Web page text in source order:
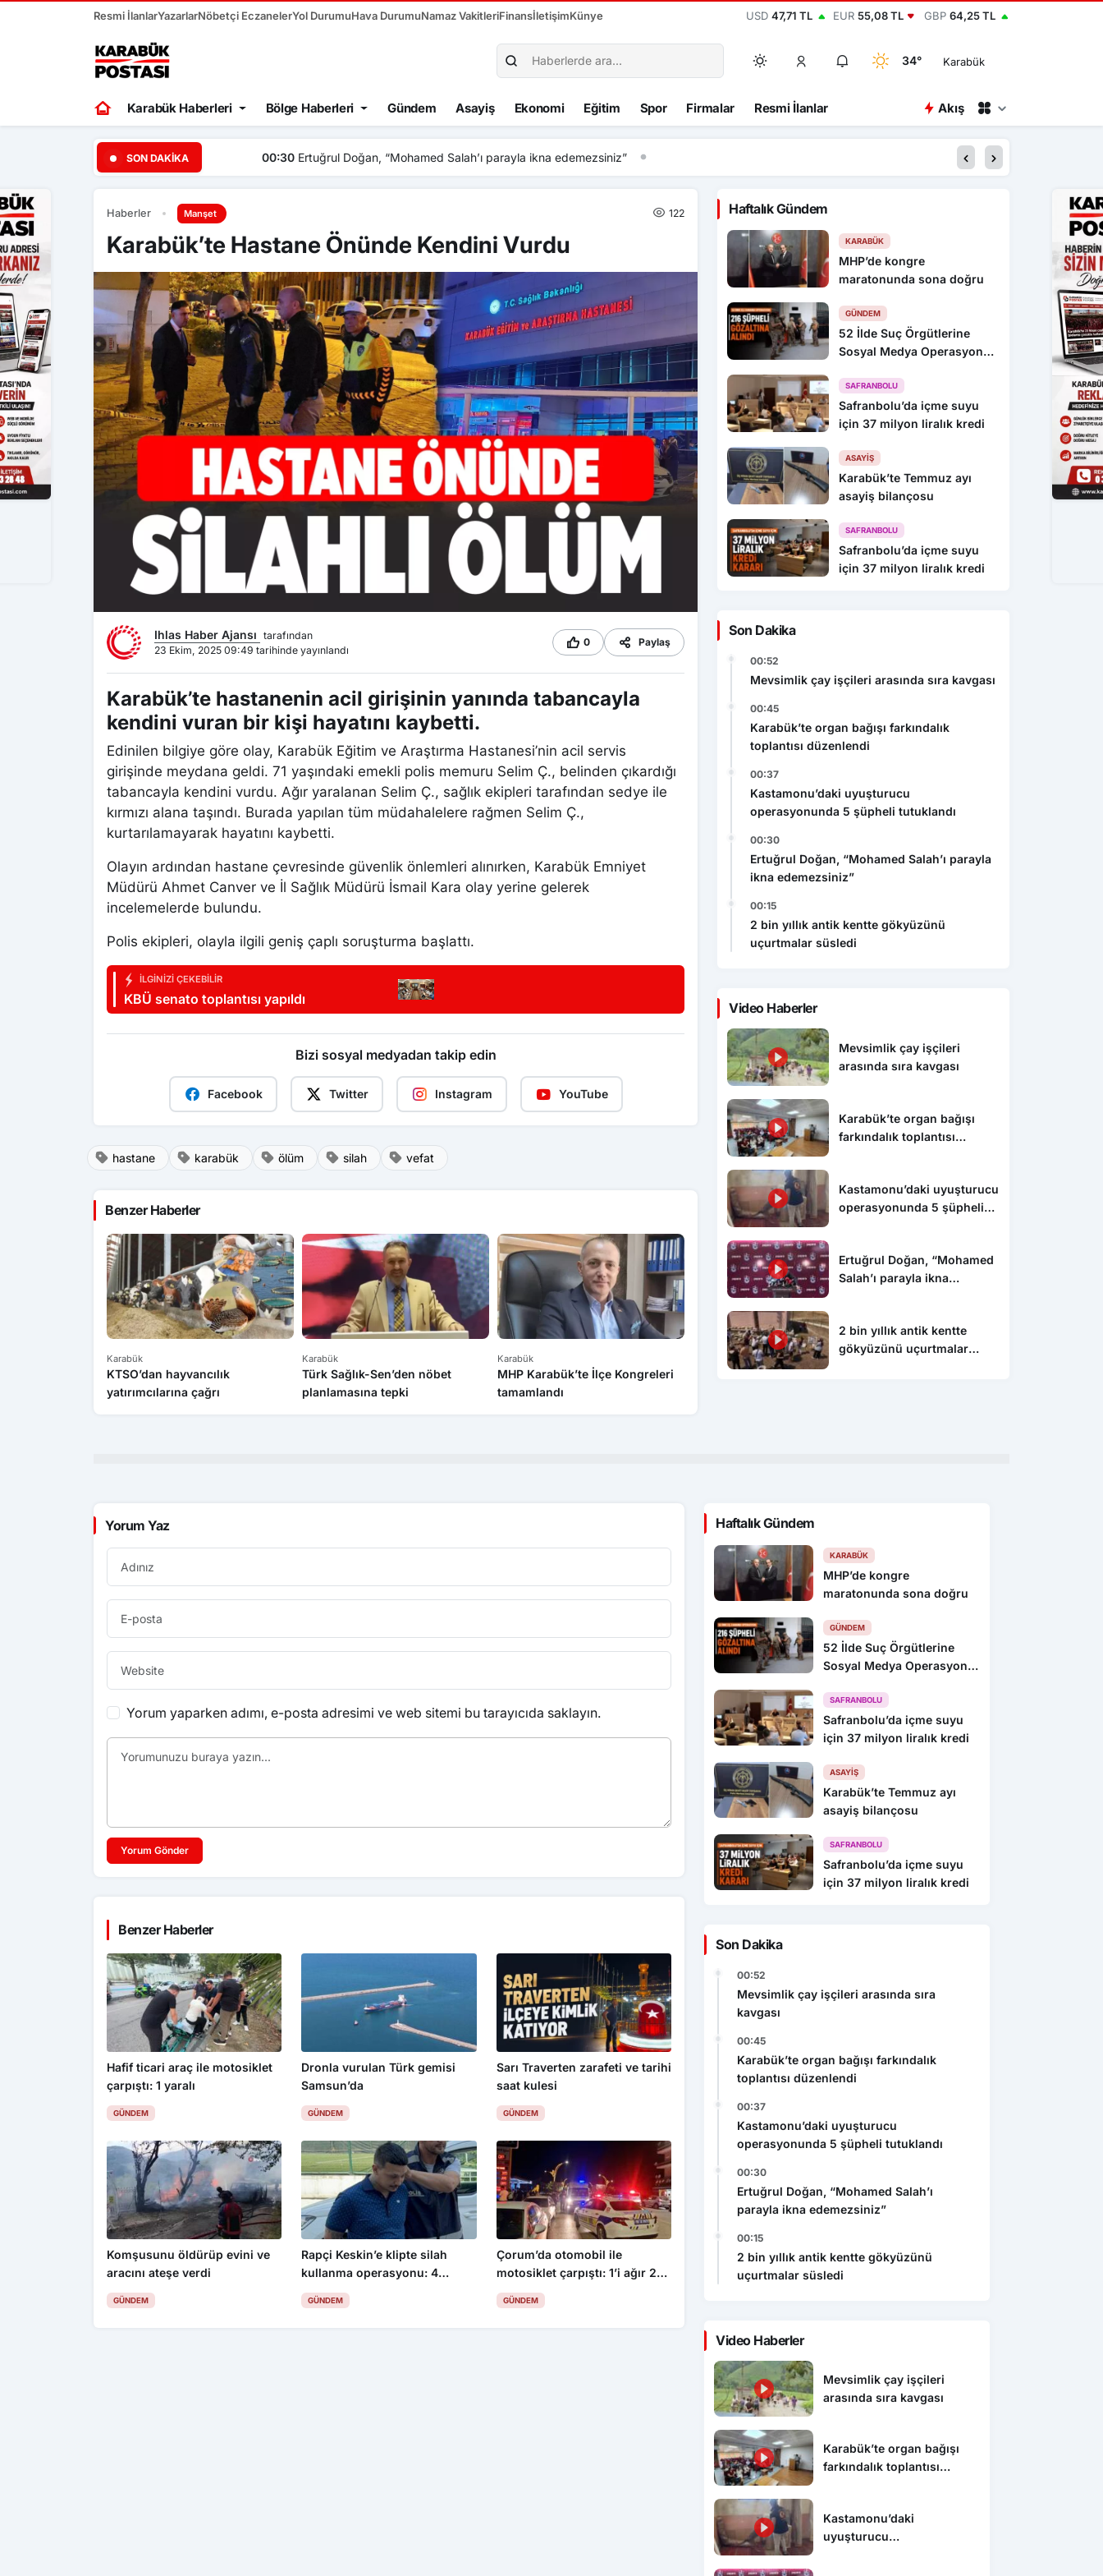
Resmi İlanlarYazarlarNöbetçi EczanelerYol DurumuHava DurumuNamaz VakitleriFinansİletişimKünye USD 47,71 TL EUR 55,08 TL GBP 64,25 TL
34° Karabük
Karabük Haberleri Bölge Haberleri Gündem Asayiş Ekonomi Eğitim Spor Firmalar Resmi İlanlar Akış
SON DAKIKA Ertuğrul Doğan, “Mohamed Salah’ı parayla ikna edemezsiniz” 00:15 2 bin yıllık antik
Haberler Manşet 122
Karabük’te Hastane Önünde Kendini Vurdu
Ihlas Haber Ajansı tarafından
23 Ekim, 2025 09:49 tarihinde yayınlandı
0 Paylaş
Karabük’te hastanenin acil girişinin yanında tabancayla
kendini vuran bir kişi hayatını kaybetti.
Edinilen bilgiye göre olay, Karabük Eğitim ve Araştırma Hastanesi’nin acil servis
girişinde meydana geldi. 71 yaşındaki emekli polis memuru Selim Ç., belinden çıkardığı
tabancayla kendini vurdu. Ağır yaralanan Selim Ç., sağlık ekipleri tarafından sedye ile
kırmızı alana taşındı. Burada yapılan tüm müdahalelere rağmen Selim Ç.,
kurtarılamayarak hayatını kaybetti.
Olayın ardından hastane çevresinde güvenlik önlemleri alınırken, Karabük Emniyet
Müdürü Ahmet Canver ve İl Sağlık Müdürü İsmail Kara olay yerine gelerek
incelemelerde bulundu.
Polis ekipleri, olayla ilgili geniş çaplı soruşturma başlattı.
İLGINIZI ÇEKEBILIR
KBÜ senato toplantısı yapıldı
Bizi sosyal medyadan takip edin
Facebook Twitter Instagram YouTube
hastane karabük ölüm silah vefat
Benzer Haberler
Karabük
KTSO’dan hayvancılık
yatırımcılarına çağrı
Karabük
Türk Sağlık-Sen’den nöbet
planlamasına tepki
Karabük
MHP Karabük’te İlçe Kongreleri
tamamlandı
Karabük
Sanayi sitesinde denetim ve
Karabük
Haftalık Gündem
KARABÜK
MHP’de kongre
maratonunda sona doğru
GÜNDEM
52 İlde Suç Örgütlerine
Sosyal Medya Operasyonu:
SAFRANBOLU
Safranbolu’da içme suyu
için 37 milyon liralık kredi
ASAYIŞ
Karabük’te Temmuz ayı
asayiş bilançosu
SAFRANBOLU
Safranbolu’da içme suyu
için 37 milyon liralık kredi
Son Dakika
00:52
Mevsimlik çay işçileri arasında sıra kavgası
00:45
Karabük’te organ bağışı farkındalık
toplantısı düzenlendi
00:37
Kastamonu’daki uyuşturucu
operasyonunda 5 şüpheli tutuklandı
00:30
Ertuğrul Doğan, “Mohamed Salah’ı parayla
ikna edemezsiniz”
00:15
2 bin yıllık antik kentte gökyüzünü
uçurtmalar süsledi
Video Haberler
Mevsimlik çay işçileri
arasında sıra kavgası
Karabük’te organ bağışı
farkındalık toplantısı
Kastamonu’daki uyuşturucu
operasyonunda 5 şüpheli
Ertuğrul Doğan, “Mohamed
Salah’ı parayla ikna
2 bin yıllık antik kentte
gökyüzünü uçurtmalar
Yorum Yaz
Yorum yaparken adımı, e-posta adresimi ve web sitemi bu tarayıcıda saklayın.
Yorum Gönder
Benzer Haberler
Hafif ticari araç ile motosiklet
çarpıştı: 1 yaralı
GÜNDEM
Dronla vurulan Türk gemisi
Samsun’da
GÜNDEM
Sarı Traverten zarafeti ve tarihi
saat kulesi
GÜNDEM
Komşusunu öldürüp evini ve
aracını ateşe verdi
GÜNDEM
Rapçi Keskin’e klipte silah
kullanma operasyonu: 4
gözaltı
GÜNDEM
Çorum’da otomobil ile
motosiklet çarpıştı: 1’i ağır 2
yaralı
GÜNDEM
Haftalık Gündem
KARABÜK
MHP’de kongre
maratonunda sona doğru
GÜNDEM
52 İlde Suç Örgütlerine
Sosyal Medya Operasyonu:
SAFRANBOLU
Safranbolu’da içme suyu
için 37 milyon liralık kredi
ASAYIŞ
Karabük’te Temmuz ayı
asayiş bilançosu
SAFRANBOLU
Safranbolu’da içme suyu
için 37 milyon liralık kredi
Son Dakika
00:52
Mevsimlik çay işçileri arasında sıra
kavgası
00:45
Karabük’te organ bağışı farkındalık
toplantısı düzenlendi
00:37
Kastamonu’daki uyuşturucu
operasyonunda 5 şüpheli tutuklandı
00:30
Ertuğrul Doğan, “Mohamed Salah’ı
parayla ikna edemezsiniz”
00:15
2 bin yıllık antik kentte gökyüzünü
uçurtmalar süsledi
Video Haberler
Mevsimlik çay işçileri
arasında sıra kavgası
Karabük’te organ bağışı
farkındalık toplantısı
Kastamonu’daki
uyuşturucu